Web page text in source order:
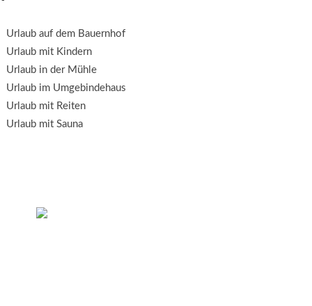
Urlaub auf dem Bauernhof
Urlaub mit Kindern
Urlaub in der Mühle
Urlaub im Umgebindehaus
Urlaub mit Reiten
Urlaub mit Sauna